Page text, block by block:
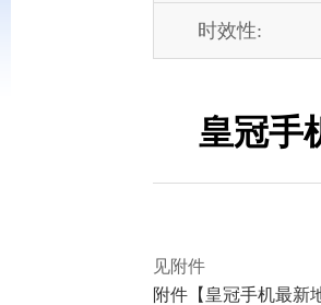
时效性:
皇冠手
见附件
附件【 皇冠手机最新